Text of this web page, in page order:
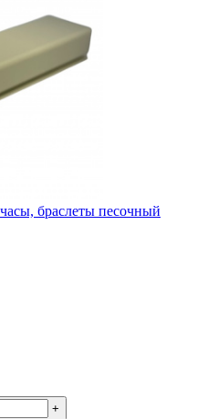
браслеты песочный
+